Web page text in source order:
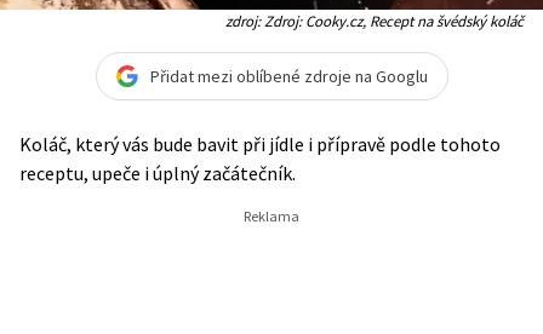
zdroj: Zdroj: Cooky.cz, Recept na švédský koláč
Přidat mezi oblíbené zdroje na Googlu
Koláč, který vás bude bavit při jídle i přípravě podle tohoto
receptu, upeče i úplný začátečník.